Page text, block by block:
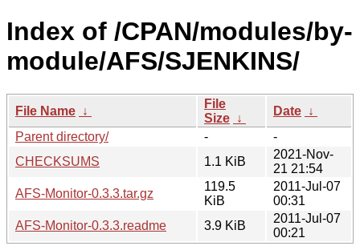
Index of /CPAN/modules/by-
module/AFS/SJENKINS/
File Name ↓
File
Size ↓
Date ↓
Parent directory/
-
-
CHECKSUMS
1.1 KiB
2021-Nov-
21 21:54
AFS-Monitor-0.3.3.tar.gz
119.5
KiB
2011-Jul-07
00:31
AFS-Monitor-0.3.3.readme
3.9 KiB
2011-Jul-07
00:21